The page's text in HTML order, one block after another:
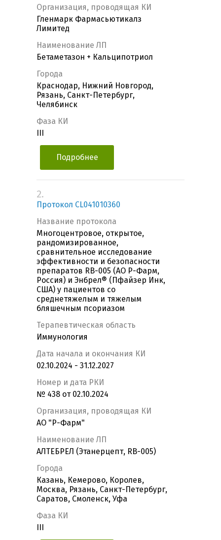
Организация, проводящая КИ
Гленмарк Фармасьютикалз
Лимитед
Наименование ЛП
Бетаметазон + Кальципотриол
Города
Краснодар, Нижний Новгород,
Рязань, Санкт-Петербург,
Челябинск
Фаза КИ
Подробнее
2.
Протокол CL041010360
Название протокола
Многоцентровое, открытое,
рандомизированное,
сравнительное исследование
эффективности и безопасности
препаратов RB-005 (АО Р-Фарм,
Россия) и Энбрел® (Пфайзер Инк,
США) у пациентов со
среднетяжелым и тяжелым
бляшечным псориазом
Терапевтическая область
Иммунология
Дата начала и окончания КИ
02.10.2024 - 31.12.2027
Номер и дата РКИ
№ 438 от 02.10.2024
Организация, проводящая КИ
АО "Р-Фарм"
Наименование ЛП
АЛТЕБРЕЛ (Этанерцепт, RB-005)
Города
Казань, Кемерово, Королев,
Москва, Рязань, Санкт-Петербург,
Саратов, Смоленск, Уфа
Фаза КИ